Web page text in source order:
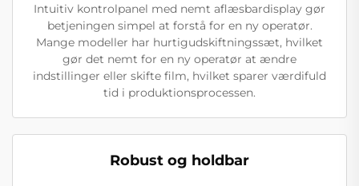
Intuitiv kontrolpanel med nemt aflæsbardisplay gør
betjeningen simpel at forstå for en ny operatør.
Mange modeller har hurtigudskiftningssæt, hvilket
gør det nemt for en ny operatør at ændre
indstillinger eller skifte film, hvilket sparer værdifuld
tid i produktionsprocessen.
Robust og holdbar